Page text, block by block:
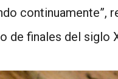
continuamente”,
de finales del siglo